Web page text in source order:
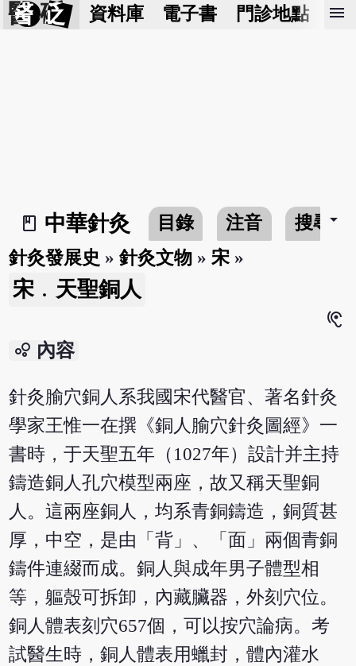
醫 砭 資料庫 電子書 門診地點 預
menu
book_2
中華針灸 目錄 注音 搜尋arrow_drop_down
針灸發展史 »針灸文物 »宋 »
宋﹒天聖銅人
hearing
bubble_chart 內容
針灸腧穴銅人系我國宋代醫官、著名針灸
學家王惟一在撰《銅人腧穴針灸圖經》一
書時，于天聖五年（1027年）設計并主持
鑄造銅人孔穴模型兩座，故又稱天聖銅
人。這兩座銅人，均系青銅鑄造，銅質甚
厚，中空，是由「背」、「面」兩個青銅
鑄件連綴而成。銅人與成年男子體型相
等，軀殼可拆卸，內藏臟器，外刻穴位。
銅人體表刻穴657個，可以按穴論病。考
試醫生時，銅人體表用蠟封，體內灌水